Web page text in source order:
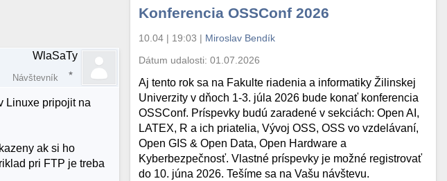
WlaSaTy
Návštevník
Linuxe pripojit na
ak si ho
pri FTP je treba
Konferencia OSSConf 2026
10.04 | 19:03 | Miroslav Bendík
Dátum udalosti:01.07.2026
Aj tento rok sa na Fakulte riadenia a informatiky Žilinskej
Univerzity v dňoch 1-3. júla 2026 bude konať konferencia
OSSConf. Príspevky budú zaradené v sekciách: Open AI,
LATEX, R a ich priatelia, Vývoj OSS, OSS vo vzdelávaní,
Open GIS & Open Data, Open Hardware a
Kyberbezpečnosť. Vlastné príspevky je možné registrovať
do 10. júna 2026. Tešíme sa na Vašu návštevu.